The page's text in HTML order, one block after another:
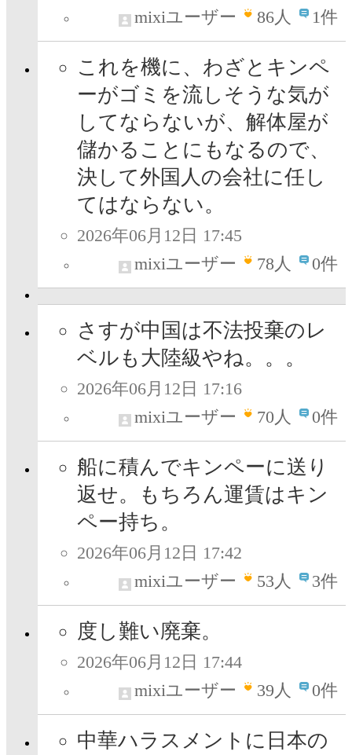
mixiユーザー
86人 1件
これを機に、わざとキンペ
ーがゴミを流しそうな気が
してならないが、解体屋が
儲かることにもなるので、
決して外国人の会社に任し
てはならない。
2026年06月12日 17:45
mixiユーザー
78人 0件
さすが中国は不法投棄のレ
ベルも大陸級やね。。。
2026年06月12日 17:16
mixiユーザー
70人 0件
船に積んでキンペーに送り
返せ。もちろん運賃はキン
ペー持ち。
2026年06月12日 17:42
mixiユーザー
53人 3件
度し難い廃棄。
2026年06月12日 17:44
mixiユーザー
39人 0件
中華ハラスメントに日本の